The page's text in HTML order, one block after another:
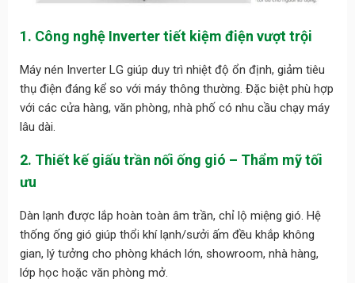
1. Công nghệ Inverter tiết kiệm điện vượt trội
Máy nén Inverter LG giúp duy trì nhiệt độ ổn định, giảm tiêu
thụ điện đáng kể so với máy thông thường. Đặc biệt phù hợp
với các cửa hàng, văn phòng, nhà phố có nhu cầu chạy máy
lâu dài.
2. Thiết kế giấu trần nối ống gió – Thẩm mỹ tối
ưu
Dàn lạnh được lắp hoàn toàn âm trần, chỉ lộ miệng gió. Hệ
thống ống gió giúp thổi khí lạnh/sưởi ấm đều khắp không
gian, lý tưởng cho phòng khách lớn, showroom, nhà hàng,
lớp học hoặc văn phòng mở.